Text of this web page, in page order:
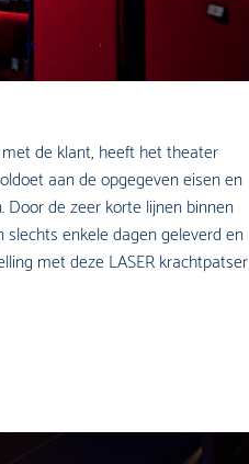
de klant, heeft het theater
aan de opgegeven eisen en
Door de zeer korte lijnen binnen
enkele dagen geleverd en
met deze LASER krachtpatser